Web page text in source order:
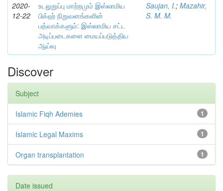
2020-
12-22
உடலுறுப்பு மாற்றமும் இஸ்லாமிய
பிக்ஹ் நிறுவனங்களின்
பத்வாக்களும்: இஸ்லாமிய சட்ட
அடிப்படைகளை மையப்படுத்திய
ஆய்வு
Saujan, I.; Mazahir,
S. M. M.
Discover
Subject
1
Islamic Fiqh Ademies
1
Islamic Legal Maxims
1
Organ transplantation
Date issued